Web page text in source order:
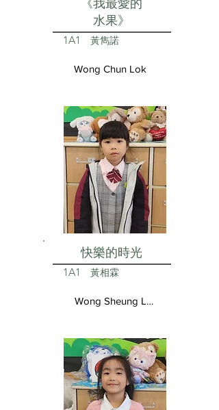
水果》
1A1 黃雋諾
Wong Chun Lok
快樂的時光
1A1 黃相霖
Wong Sheung Lam